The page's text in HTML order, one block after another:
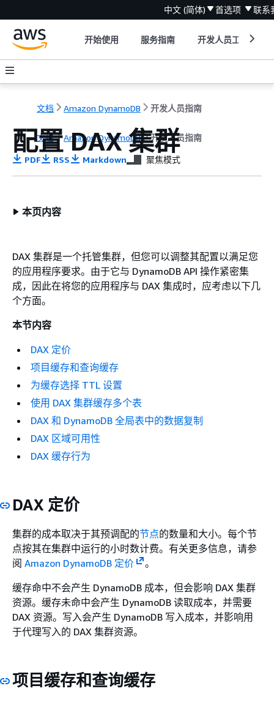
中文 (简体) 首选项 联系
开始使用 服务指南 开发人员工具
文档 Amazon DynamoDB 开发人员指南
文档 Amazon DynamoDB 开发人员指南
配置 DAX 集群
PDF RSS Markdown 聚焦模式
本页内容
DAX 集群是一个托管集群，但您可以调整其配置以满足您
的应用程序要求。由于它与 DynamoDB API 操作紧密集
成，因此在将您的应用程序与 DAX 集成时，应考虑以下几
个方面。
本节内容
DAX 定价
项目缓存和查询缓存
为缓存选择 TTL 设置
使用 DAX 集群缓存多个表
DAX 和 DynamoDB 全局表中的数据复制
DAX 区域可用性
DAX 缓存行为
DAX 定价
集群的成本取决于其预调配的节点的数量和大小。每个节
点按其在集群中运行的小时数计费。有关更多信息，请参
阅 Amazon DynamoDB 定价
。
缓存命中不会产生 DynamoDB 成本，但会影响 DAX 集群
资源。缓存未命中会产生 DynamoDB 读取成本，并需要
DAX 资源。写入会产生 DynamoDB 写入成本，并影响用
于代理写入的 DAX 集群资源。
项目缓存和查询缓存